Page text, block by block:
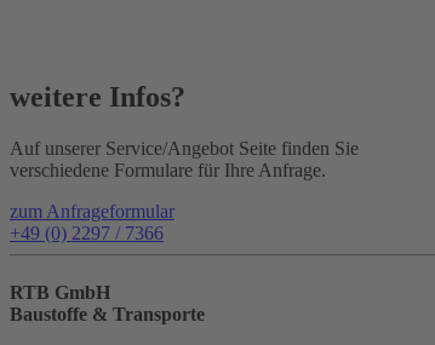
weitere Infos?
Auf unserer Service/Angebot Seite finden Sie
verschiedene Formulare für Ihre Anfrage.
zum Anfrageformular
+49 (0) 2297 / 7366
RTB GmbH
Baustoffe & Transporte